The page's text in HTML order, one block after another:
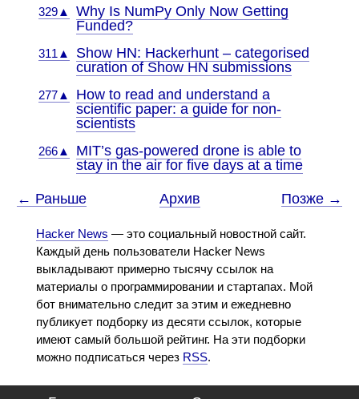
329▲
Why Is NumPy Only Now Getting
Funded?
311▲
Show HN: Hackerhunt – categorised
curation of Show HN submissions
277▲
How to read and understand a
scientific paper: a guide for non-
scientists
266▲
MIT’s gas-powered drone is able to
stay in the air for five days at a time
← Раньше Архив Позже →
Hacker News — это социальный новостной сайт.
Каждый день пользователи Hacker News
выкладывают примерно тысячу ссылок на
материалы о программировании и стартапах. Мой
бот внимательно следит за этим и ежедневно
публикует подборку из десяти ссылок, которые
имеют самый большой рейтинг. На эти подборки
можно подписаться через RSS.